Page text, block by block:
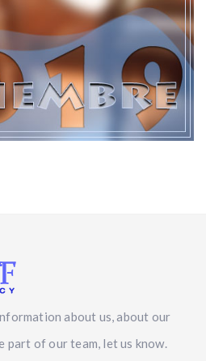
about us, about our
part of our team, let us know.